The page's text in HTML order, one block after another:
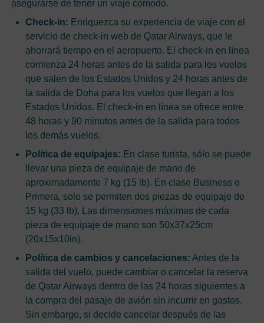
asegurarse de tener un viaje cómodo.
Check-in: Enriquezca su experiencia de viaje con el
servicio de check-in web de Qatar Airways, que le
ahorrará tiempo en el aeropuerto. El check-in en línea
comienza 24 horas antes de la salida para los vuelos
que salen de los Estados Unidos y 24 horas antes de
la salida de Doha para los vuelos que llegan a los
Estados Unidos. El check-in en línea se ofrece entre
48 horas y 90 minutos antes de la salida para todos
los demás vuelos.
Política de equipajes: En clase turista, sólo se puede
llevar una pieza de equipaje de mano de
aproximadamente 7 kg (15 lb). En clase Business o
Primera, solo se permiten dos piezas de equipaje de
15 kg (33 lb). Las dimensiones máximas de cada
pieza de equipaje de mano son 50x37x25cm
(20x15x10in).
Política de cambios y cancelaciones: Antes de la
salida del vuelo, puede cambiar o cancelar la reserva
de Qatar Airways dentro de las 24 horas siguientes a
la compra del pasaje de avión sin incurrir en gastos.
Sin embargo, si decide cancelar después de las